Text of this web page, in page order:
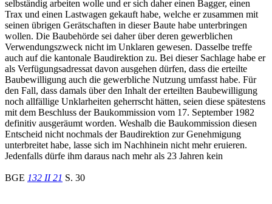
selbständig arbeiten wolle und er sich daher einen Bagger, einen
Trax und einen Lastwagen gekauft habe, welche er zusammen mit
seinen übrigen Gerätschaften in dieser Baute habe unterbringen
wollen. Die Baubehörde sei daher über deren gewerblichen
Verwendungszweck nicht im Unklaren gewesen. Dasselbe treffe
auch auf die kantonale Baudirektion zu. Bei dieser Sachlage habe er
als Verfügungsadressat davon ausgehen dürfen, dass die erteilte
Baubewilligung auch die gewerbliche Nutzung umfasst habe. Für
den Fall, dass damals über den Inhalt der erteilten Baubewilligung
noch allfällige Unklarheiten geherrscht hätten, seien diese spätestens
mit dem Beschluss der Baukommission vom 17. September 1982
definitiv ausgeräumt worden. Weshalb die Baukommission diesen
Entscheid nicht nochmals der Baudirektion zur Genehmigung
unterbreitet habe, lasse sich im Nachhinein nicht mehr eruieren.
Jedenfalls dürfe ihm daraus nach mehr als 23 Jahren kein
BGE 132 II 21 S. 30